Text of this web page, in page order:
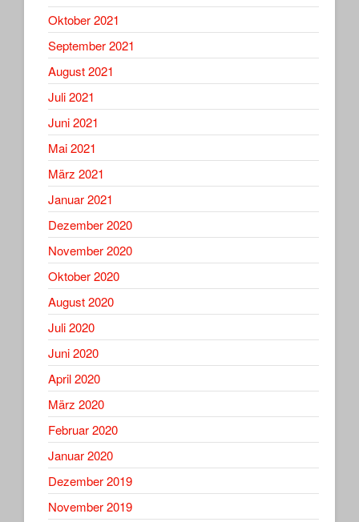
Oktober 2021
September 2021
August 2021
Juli 2021
Juni 2021
Mai 2021
März 2021
Januar 2021
Dezember 2020
November 2020
Oktober 2020
August 2020
Juli 2020
Juni 2020
April 2020
März 2020
Februar 2020
Januar 2020
Dezember 2019
November 2019